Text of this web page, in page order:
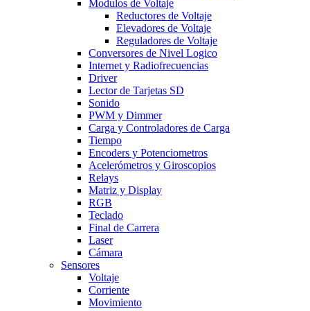
Modulos de Voltaje
Reductores de Voltaje
Elevadores de Voltaje
Reguladores de Voltaje
Conversores de Nivel Logico
Internet y Radiofrecuencias
Driver
Lector de Tarjetas SD
Sonido
PWM y Dimmer
Carga y Controladores de Carga
Tiempo
Encoders y Potenciometros
Acelerómetros y Giroscopios
Relays
Matriz y Display
RGB
Teclado
Final de Carrera
Laser
Cámara
Sensores
Voltaje
Corriente
Movimiento